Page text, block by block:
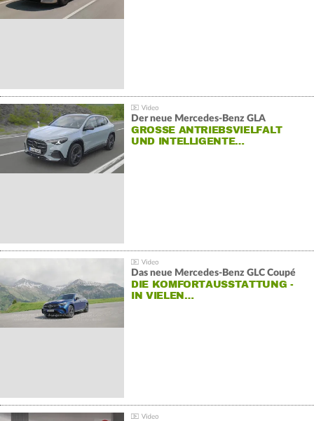
Der neue Mercedes-Benz GLA
GROSSE ANTRIEBSVIELFALT U
ND INTELLIGENTE…
Das neue Mercedes-Benz GLC Coupé
DIE KOMFORTAUSSTATTUNG -
IN VIELEN…